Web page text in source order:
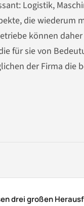
Logistik,
die wiederum
können
für sie von
der Firma die
drei großen